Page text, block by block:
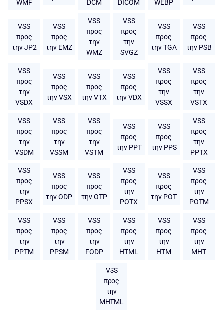
WMF
DCM
DICOM
WEBP
VSS
προς
την JP2
VSS
προς
την EMZ
VSS
προς
την
WMZ
VSS
προς
την
SVGZ
VSS
προς
την TGA
VSS
προς
την PSB
VSS
προς
την
VSDX
VSS
προς
την VSX
VSS
προς
την VTX
VSS
προς
την VDX
VSS
προς
την
VSSX
VSS
προς
την
VSTX
VSS
προς
την
VSDM
VSS
προς
την
VSSM
VSS
προς
την
VSTM
VSS
προς
την PPT
VSS
προς
την PPS
VSS
προς
την
PPTX
VSS
προς
την
PPSX
VSS
προς
την ODP
VSS
προς
την OTP
VSS
προς
την
POTX
VSS
προς
την POT
VSS
προς
την
POTM
VSS
προς
την
PPTM
VSS
προς
την
PPSM
VSS
προς
την
FODP
VSS
προς
την
HTML
VSS
προς
την
HTM
VSS
προς
την
MHT
VSS
προς
την
MHTML